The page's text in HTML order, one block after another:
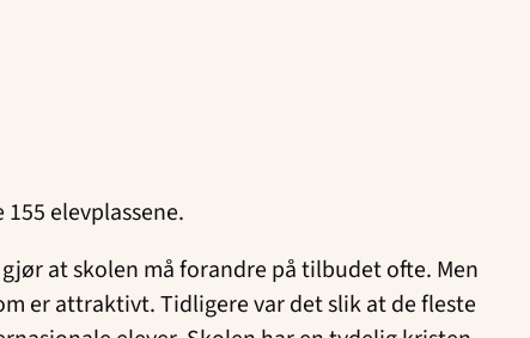
elevplassene.
at skolen må forandre på tilbudet ofte. Men
er attraktivt. Tidligere var det slik at de fleste